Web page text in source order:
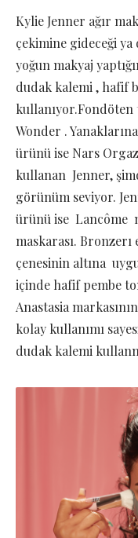
Kylie Jenner ağır
çekimine gideceği
yoğun makyaj
dudak kalemi , hafif
Wonder .
ürünü ise Nars
kullanan Jenner,
görünüm seviyor.
ürünü ise Lancôme
maskarası.
çenesinin altına
içinde hafif pembe
Anastasia
kolay kullanımı
dudak kalemi